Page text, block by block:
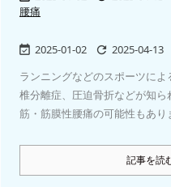
腰痛
 2025-01-02  2025-04-13
ランニングなどのスポーツに
椎分離症、圧迫骨折などが知
筋・筋膜性腰痛の可能性もあり
記事を読